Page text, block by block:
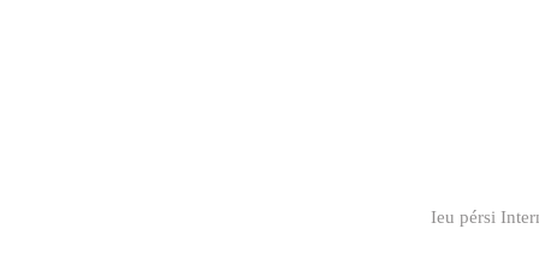
Ieu pérsi